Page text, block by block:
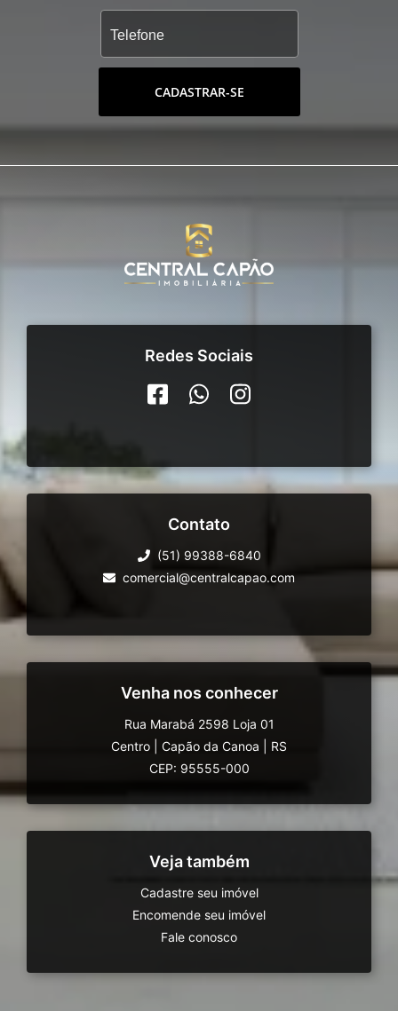
CADASTRAR-SE
Redes Sociais
Contato
(51) 99388-6840
comercial@centralcapao.com
Venha nos conhecer
Rua Marabá 2598 Loja 01
Centro
Capão da Canoa
RS
CEP: 95555-000
Veja também
Cadastre seu imóvel
Encomende seu imóvel
Fale conosco